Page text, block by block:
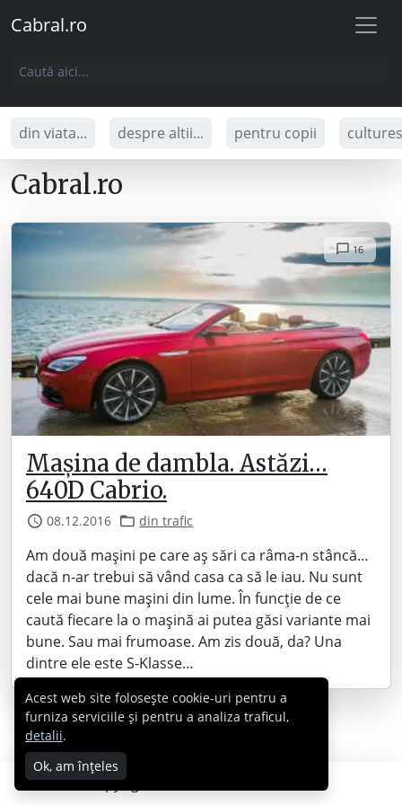
Cabral.ro
din viata... despre altii... pentru copii
Cabral.ro
16
Mașina de dambla. Astăzi…
640D Cabrio.
08.12.2016 din trafic
Am două mașini pe care aș sări ca râma-n stâncă…
dacă n-ar trebui să vând casa ca să le iau. Nu sunt
cele mai bune mașini din lume. În funcție de ce
caută fiecare la o mașină ai putea găsi variante mai
bune. Sau mai frumoase. Am zis două, da? Una
dintre ele este S-Klasse…
Copyright © 2007 - 2026 Cabral.ro
Acest web site folosește cookie-uri pentru a
furniza serviciile și pentru a analiza traficul,
detalii.
Ok, am înțeles